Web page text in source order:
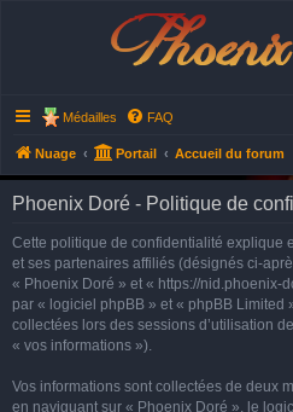
Médailles FAQ
Nuage Portail Accueil du forum
Phoenix Doré - Politique de
Cette politique de confidentialité explique
et ses partenaires affiliés (désignés ci-
« Phoenix Doré » et « https://nid.phoenix-
par « logiciel phpBB » et « phpBB Limited
collectées lors des sessions d’utilisation
« vos informations »).
Vos informations sont collectées de deux
en naviguant sur « Phoenix Doré », le